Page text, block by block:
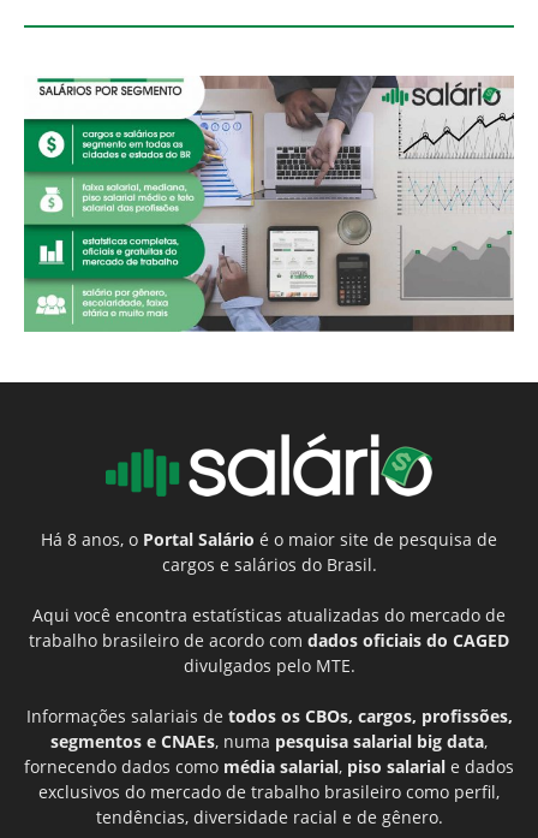
Há 8 anos, o Portal Salário é o maior site de pesquisa de
cargos e salários do Brasil.
Aqui você encontra estatísticas atualizadas do mercado de
trabalho brasileiro de acordo com dados oficiais do CAGED
divulgados pelo MTE.
Informações salariais de todos os CBOs, cargos, profissões,
segmentos e CNAEs, numa pesquisa salarial big data,
fornecendo dados como média salarial, piso salarial e dados
exclusivos do mercado de trabalho brasileiro como perfil,
tendências, diversidade racial e de gênero.